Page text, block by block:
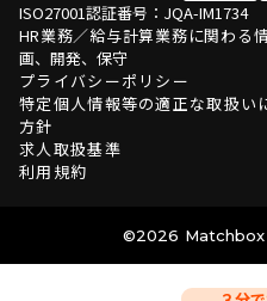
ISO27001認証番号：JQA-IM1734
HR業務／給与計算業務に関わる
画、開発、保守
プライバシーポリシー
特定個人情報等の適正な取扱い
方針
求人取扱基準
利用規約
©️2026 Matchbox